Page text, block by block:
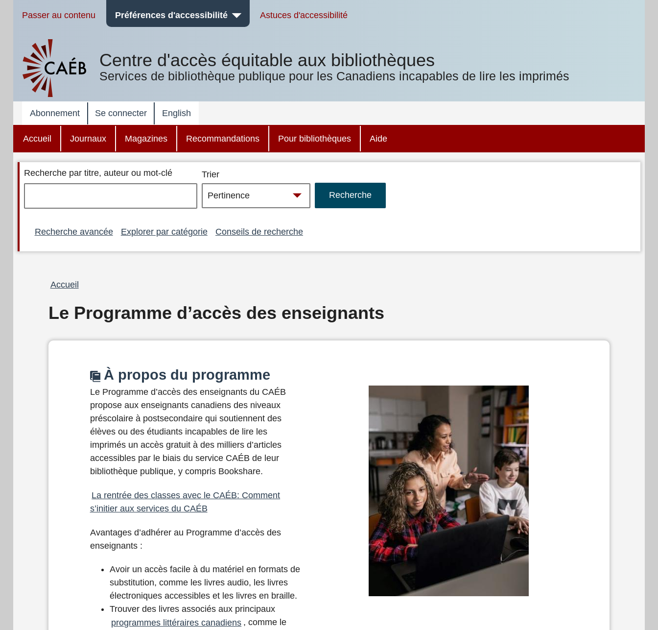
Passer au contenu Préférences d'accessibilité Astuces d'accessibilité
Centre d'accès équitable aux bibliothèques
Services de bibliothèque publique pour les Canadiens incapables de lire les imprimés
Abonnement Se connecter English
Accueil Journaux Magazines Recommandations Pour bibliothèques Aide
Recherche par titre, auteur ou mot-clé Trier
Recherche avancée Explorer par catégorie Conseils de recherche
Fil
Accueil
Le Programme d’accès des enseignants
À propos du programme
Le Programme d’accès des enseignants du CAÉB
propose aux enseignants canadiens des niveaux
préscolaire à postsecondaire qui soutiennent des
élèves ou des étudiants incapables de lire les
imprimés un accès gratuit à des milliers d’articles
accessibles par le biais du service CAÉB de leur
bibliothèque publique, y compris Bookshare.
La rentrée des classes avec le CAÉB: Comment
s’initier aux services du CAÉB
Avantages d’adhérer au Programme d’accès des
enseignants :
Avoir un accès facile à du matériel en formats de
substitution, comme les livres audio, les livres
électroniques accessibles et les livres en braille.
Trouver des livres associés aux principaux
programmes littéraires canadiens , comme le